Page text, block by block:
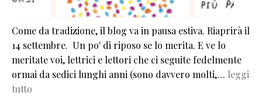
Come da tradizione, il blog va in pausa estiva. Riaprirà il
14 settembre. Un po' di riposo se lo merita. E ve lo
meritate voi, lettrici e lettori che ci seguite fedelmente
ormai da sedici lunghi anni (sono davvero molti,… leggi
tutto